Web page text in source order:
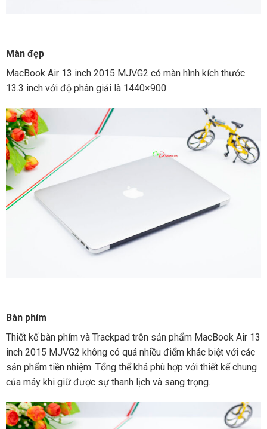
Màn đẹp
MacBook Air 13 inch 2015 MJVG2 có màn hình kích thước
13.3 inch với độ phân giải là 1440×900.
Bàn phím
Thiết kế bàn phím và Trackpad trên sản phẩm MacBook Air 13
inch 2015 MJVG2 không có quá nhiều điểm khác biệt với các
sản phẩm tiền nhiệm. Tổng thể khá phù hợp với thiết kế chung
của máy khi giữ được sự thanh lịch và sang trọng.